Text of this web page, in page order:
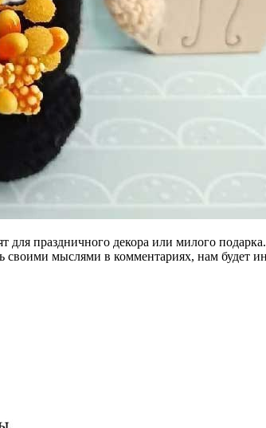
для праздничного декора или милого
мыслями в комментариях, нам будет